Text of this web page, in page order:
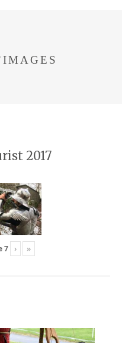
2017
7 › »